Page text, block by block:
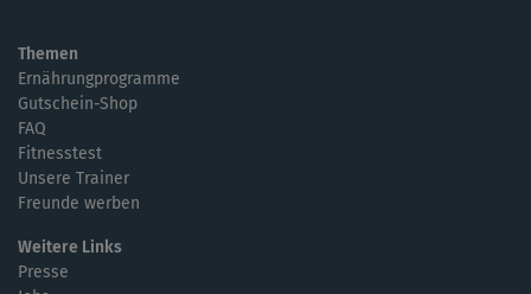
Themen
Ernährungprogramme
Gutschein-Shop
FAQ
Fitnesstest
Unsere Trainer
Freunde werben
Weitere Links
Presse